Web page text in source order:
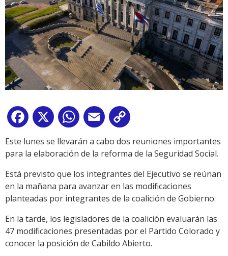
Facebook
X WhatsApp
Email
Link
Este lunes se llevarán a cabo dos reuniones importantes
para la elaboración de la reforma de la Seguridad Social.
Está previsto que los integrantes del Ejecutivo se reúnan
en la mañana para avanzar en las modificaciones
planteadas por integrantes de la coalición de Gobierno.
En la tarde, los legisladores de la coalición evaluarán las
47 modificaciones presentadas por el Partido Colorado y
conocer la posición de Cabildo Abierto.